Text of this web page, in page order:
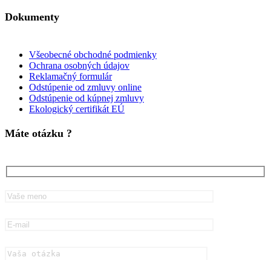
Dokumenty
Všeobecné obchodné podmienky
Ochrana osobných údajov
Reklamačný formulár
Odstúpenie od zmluvy online
Odstúpenie od kúpnej zmluvy
Ekologický certifikát EÚ
Máte otázku ?